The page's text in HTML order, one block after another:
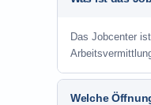
Das Jobcenter
Welche